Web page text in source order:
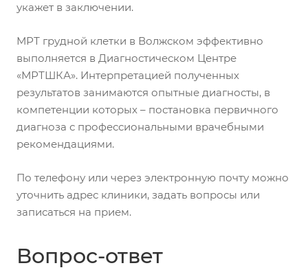
укажет в заключении.
МРТ грудной клетки в Волжском эффективно
выполняется в Диагностическом Центре
«МРТШКА». Интерпретацией полученных
результатов занимаются опытные диагносты, в
компетенции которых – постановка первичного
диагноза с профессиональными врачебными
рекомендациями.
По телефону или через электронную почту можно
уточнить адрес клиники, задать вопросы или
записаться на прием.
Вопрос-ответ